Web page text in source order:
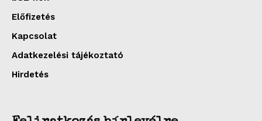
Előfizetés
Kapcsolat
Adatkezelési tájékoztató
Hirdetés